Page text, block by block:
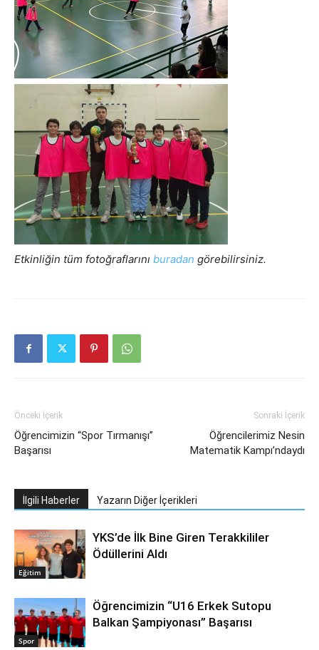
Etkinliğin tüm fotoğraflarını buradan görebilirsiniz.
Önceki İçerik
Öğrencimizin “Spor Tırmanışı”
Başarısı
Sonraki İçerik
Öğrencilerimiz Nesin
Matematik Kampı’ndaydı
İlgili Haberler Yazarın Diğer İçerikleri
Eğitim
YKS’de İlk Bine Giren Terakkililer
Ödüllerini Aldı
Spor
Öğrencimizin “U16 Erkek Sutopu
Balkan Şampiyonası” Başarısı